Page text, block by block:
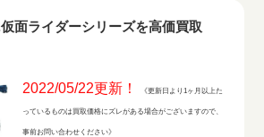
面ライダーシリーズを高価買取
2022/05/22更新！ 《更新日より1ヶ月以上た
っているものは買取価格にズレがある場合がございますので、
事前お問い合わせください》